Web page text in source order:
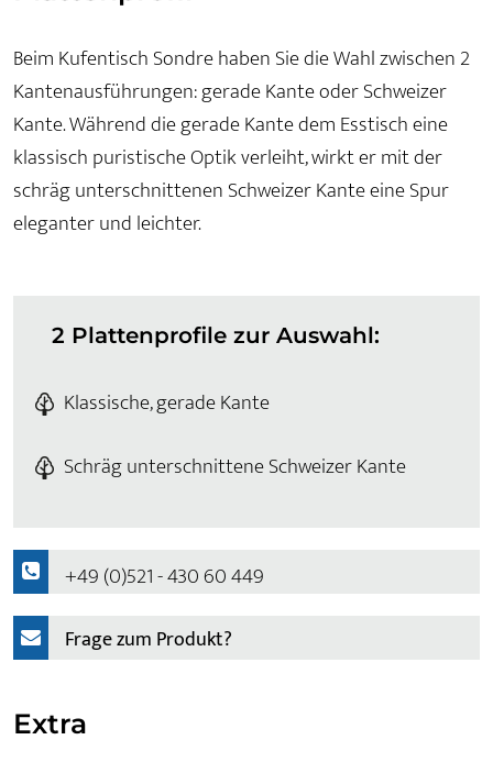
Beim Kufentisch Sondre haben Sie die Wahl zwischen 2
Kantenausführungen: gerade Kante oder Schweizer
Kante. Während die gerade Kante dem Esstisch eine
klassisch puristische Optik verleiht, wirkt er mit der
schräg unterschnittenen Schweizer Kante eine Spur
eleganter und leichter.
2 Plattenprofile zur Auswahl:
Klassische, gerade Kante
Schräg unterschnittene Schweizer Kante
+49 (0)521 - 430 60 449
Frage zum Produkt?
Extra